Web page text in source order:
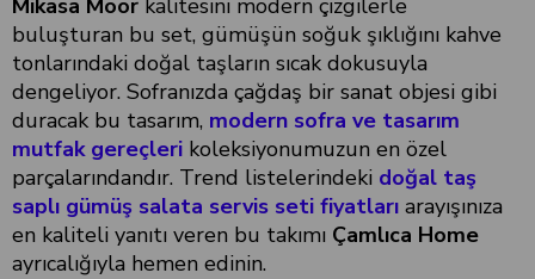
buluşturan bu set, gümüşün soğuk şıklığını kahve
tonlarındaki doğal taşların sıcak dokusuyla
dengeliyor. Sofranızda çağdaş bir sanat objesi gibi
duracak bu tasarım, modern sofra ve tasarım
mutfak gereçleri koleksiyonumuzun en özel
parçalarındandır. Trend listelerindeki doğal taş
saplı gümüş salata servis seti fiyatları arayışınıza
en kaliteli yanıtı veren bu takımı Çamlıca Home
ayrıcalığıyla hemen edinin.